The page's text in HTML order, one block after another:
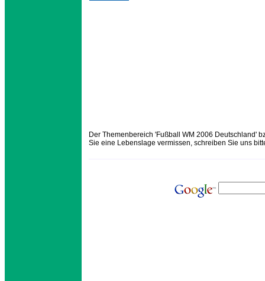
Der Themenbereich 'Fußball WM 2006 Deutschland'
Sie eine Lebenslage vermissen, schreiben Sie uns